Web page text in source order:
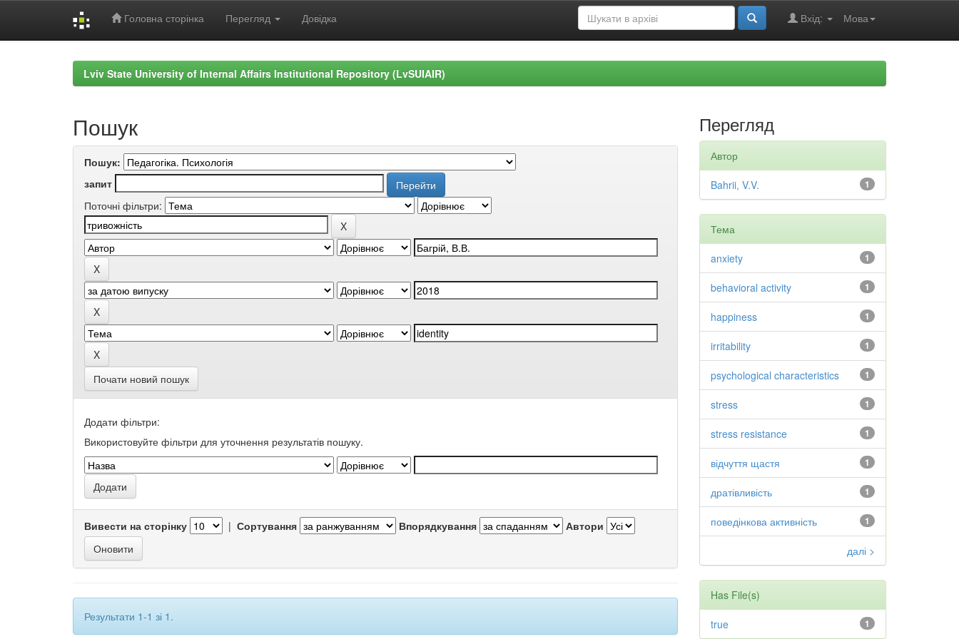
Головна сторінка Перегляд Довідка Мова
Вхід:
Lviv State University of Internal Affairs Institutional Repository (LvSUIAIR)
Пошук
Пошук:
запит
Поточні фільтри:
Почати новий пошук
Додати фільтри:
Використовуйте фільтри для уточнення результатів пошуку.
Вивести на сторінку | Сортування Впорядкування Автори
Результати 1-1 зі 1.
Перегляд
Автор
1
Bahrii, V.V.
Тема
1
anxiety
1
behavioral activity
1
happiness
1
irritability
1
psychological characteristics
1
stress
1
stress resistance
1
відчуття щастя
1
дратівливість
1
поведінкова активність
далі >
Has File(s)
1
true